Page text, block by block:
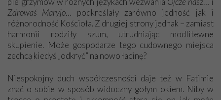
Zdrowaś Maryjo… podkreślały zarówno jedność jak i
różnorodność Kościoła. Z drugiej strony jednak – zamiast
harmonii rodziły szum, utrudniając modlitewne
skupienie. Może gospodarze tego cudownego miejsca
zechcą kiedyś „odkryć” na nowo łacinę?
Niespokojny duch współczesności daje też w Fatimie
znać o sobie w sposób widoczny gołym okiem. Niby w